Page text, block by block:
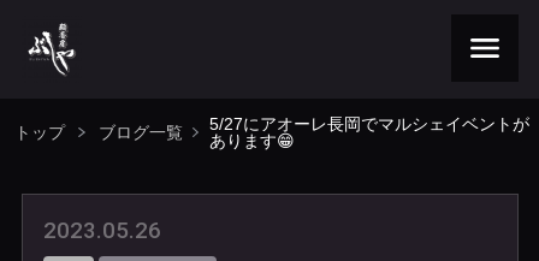
トップ ブログ一覧
5/27にアオーレ長岡でマルシェイベントが
あります😁
2023.05.26